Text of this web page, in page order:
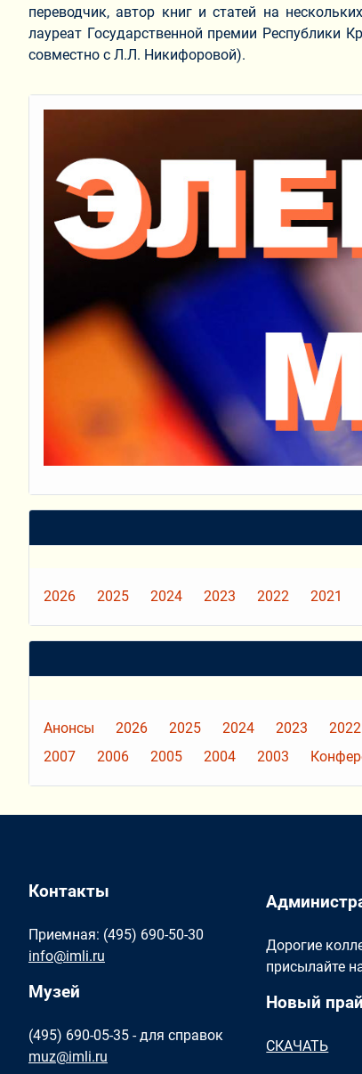
переводчик, автор книг и статей на
лауреат Государственной премии
совместно с Л.Л. Никифоровой).
2026 2025 2024 2023 2022 2021
Анонсы 2026 2025 2024 2023 2022
2007
2006 2005 2004 2003
Контакты
Приемная: (495) 690-50-30
info@imli.ru
Музей
(495) 690-05-35 - для справок
muz@imli.ru
Дорогие
присылайте
Новый
СКАЧАТЬ